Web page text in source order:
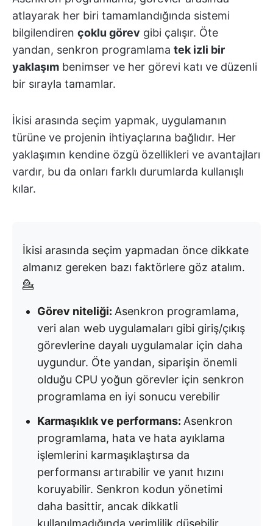
atlayarak her biri tamamlandığında sistemi
bilgilendiren çoklu görev gibi çalışır. Öte
yandan, senkron programlama tek izli bir
yaklaşım benimser ve her görevi katı ve düzenli
bir sırayla tamamlar.
İkisi arasında seçim yapmak, uygulamanın
türüne ve projenin ihtiyaçlarına bağlıdır. Her
yaklaşımın kendine özgü özellikleri ve avantajları
vardır, bu da onları farklı durumlarda kullanışlı
kılar.
İkisi arasında seçim yapmadan önce dikkate
almanız gereken bazı faktörlere göz atalım.
💁
Görev niteliği: Asenkron programlama,
veri alan web uygulamaları gibi giriş/çıkış
görevlerine dayalı uygulamalar için daha
uygundur. Öte yandan, siparişin önemli
olduğu CPU yoğun görevler için senkron
programlama en iyi sonucu verebilir
Karmaşıklık ve performans: Asenkron
programlama, hata ve hata ayıklama
işlemlerini karmaşıklaştırsa da
performansı artırabilir ve yanıt hızını
koruyabilir. Senkron kodun yönetimi
daha basittir, ancak dikkatli
kullanılmadığında verimlilik düşebilir